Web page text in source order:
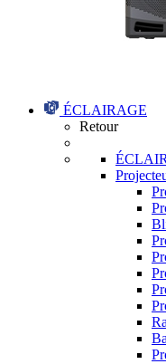
ÉCLAIRAGE
Retour